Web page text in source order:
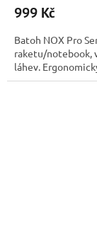
999 Kč
Batoh NOX Pro
raketu/notebook,
láhev.